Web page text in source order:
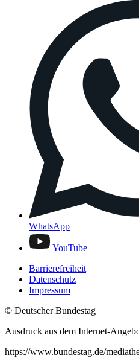
WhatsApp
YouTube
Barrierefreiheit
Datenschutz
Impressum
© Deutscher Bundestag
Ausdruck aus dem Internet-
https://www.bundestag.de/